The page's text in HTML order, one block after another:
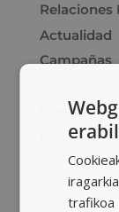
Relaciones
Actualidad
Campañas
Eventos